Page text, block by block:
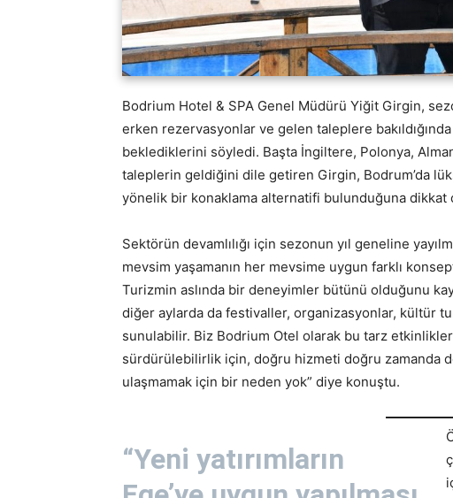
Bodrium Hotel & SPA Genel Müdürü Yiğit Girgin,
erken rezervasyonlar ve gelen taleplere
beklediklerini söyledi. Başta İngiltere, Polonya,
taleplerin geldiğini dile getiren Girgin, Bodrum’da
yönelik bir konaklama alternatifi bulunduğuna dikkat
Sektörün devamlılığı için sezonun yıl geneline
mevsim yaşamanın her mevsime uygun farklı
Turizmin aslında bir deneyimler bütünü olduğunu
diğer aylarda da festivaller, organizasyonlar, kültür
sunulabilir. Biz Bodrium Otel olarak bu tarz
sürdürülebilirlik için, doğru hizmeti doğru zamanda
ulaşmamak için bir neden yok” diye konuştu.
“Yeni yatırımların